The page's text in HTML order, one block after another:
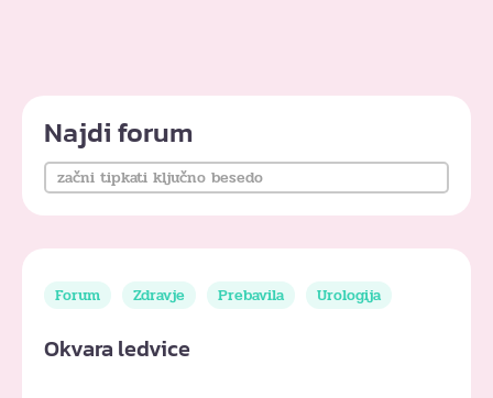
Najdi forum
Forum Zdravje Prebavila Urologija
Okvara ledvice